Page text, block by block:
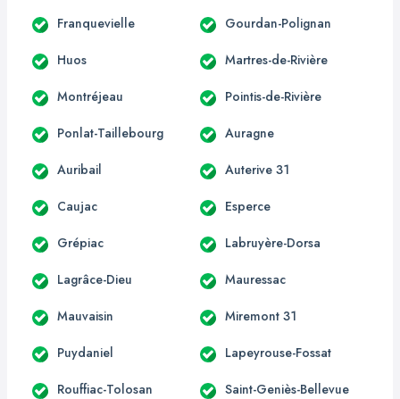
Franquevielle Gourdan-Polignan
Huos Martres-de-Rivière
Montréjeau Pointis-de-Rivière
Ponlat-Taillebourg Auragne
Auribail Auterive 31
Caujac Esperce
Grépiac Labruyère-Dorsa
Lagrâce-Dieu Mauressac
Mauvaisin Miremont 31
Puydaniel Lapeyrouse-Fossat
Rouffiac-Tolosan Saint-Geniès-Bellevue